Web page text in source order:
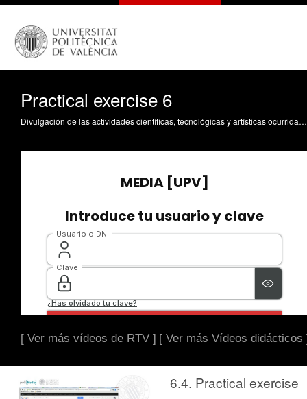
Practical exercise 6
Divulgación de las actividades científicas, tecnológicas y artísticas ocurridas en los tres campus de la UPV
[ Ver más vídeos de RTV ] [ Ver más Vídeos didácticos
6.4. Practical exercise